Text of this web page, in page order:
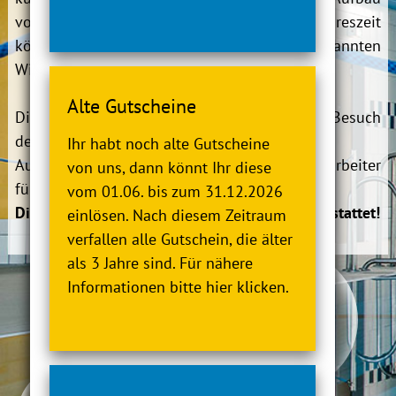
Alte Gutscheine
Ihr habt noch alte Gutscheine
von uns, dann könnt Ihr diese
vom 01.06. bis zum 31.12.2026
einlösen. Nach diesem Zeitraum
verfallen alle Gutschein, die älter
als 3 Jahre sind. Für nähere
Informationen bitte hier klicken.
von Vitamin D im Körper. In der kalten Jahreszeit
können Solariumbesuche sogar den sogenannten
Winterdepressionen Einhalt bieten.
Die Solarien können unabhängig von einem Besuch
des Bade- und Saunalandes genutzt werden.
Auf Wunsch steht ein speziell geschulter Mitarbeiter
für ein Beratungsgespräch zur Verfügung.
Die Solarium-Nutzung ist erst ab 18 Jahren gestattet!